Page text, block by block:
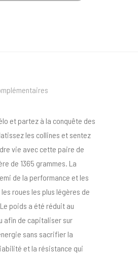
et partez à la conquête des
les collines et sentez
vie avec cette paire de
de 1365 grammes. La
de la performance et les
roues les plus légères de
poids a été réduit au
afin de capitaliser sur
sans sacrifier la
et la résistance qui